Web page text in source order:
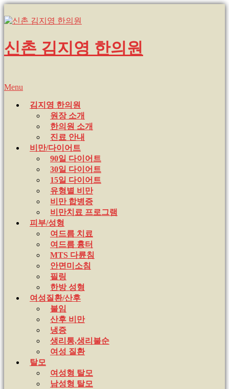
신촌 김지영 한의원
Menu
김지영 한의원
원장 소개
한의원 소개
진료 안내
비만/다이어트
90일 다이어트
30일 다이어트
15일 다이어트
유형별 비만
비만 합병증
비만치료 프로그램
피부/성형
여드름 치료
여드름 흉터
MTS 다륜침
안면미소침
필링
한방 성형
여성질환/산후
불임
산후 비만
냉증
생리통,생리불순
여성 질환
탈모
여성형 탈모
남성형 탈모